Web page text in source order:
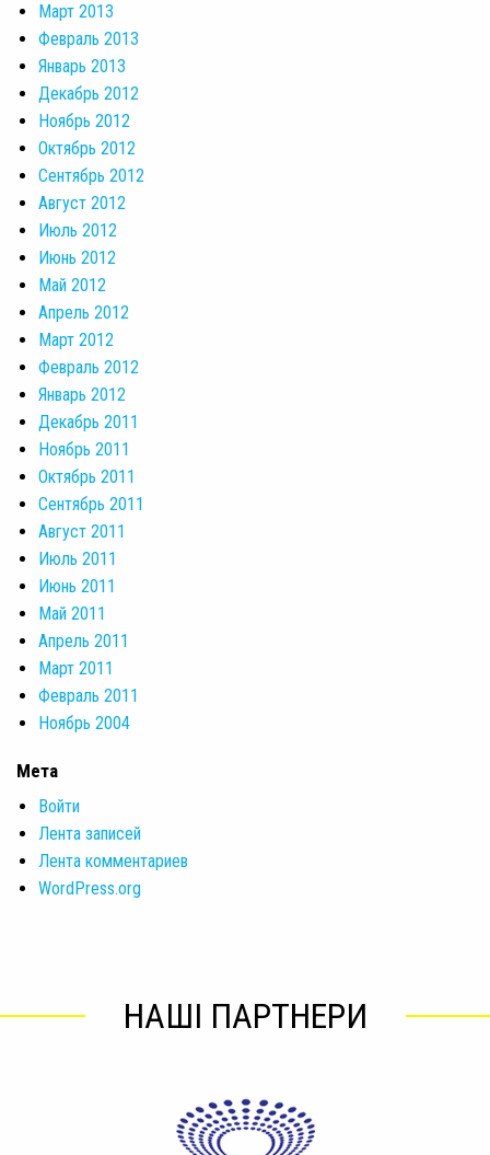
Март 2013
Февраль 2013
Январь 2013
Декабрь 2012
Ноябрь 2012
Октябрь 2012
Сентябрь 2012
Август 2012
Июль 2012
Июнь 2012
Май 2012
Апрель 2012
Март 2012
Февраль 2012
Январь 2012
Декабрь 2011
Ноябрь 2011
Октябрь 2011
Сентябрь 2011
Август 2011
Июль 2011
Июнь 2011
Май 2011
Апрель 2011
Март 2011
Февраль 2011
Ноябрь 2004
Мета
Войти
Лента записей
Лента комментариев
WordPress.org
НАШІ ПАРТНЕРИ